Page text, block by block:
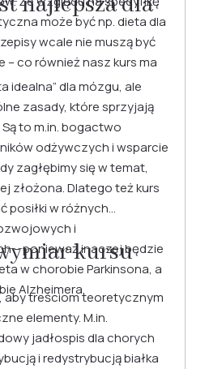
może być np. dieta dla
wcale nie muszą być
– co również nasz kurs ma
idealna” dla mózgu, ale
zasady, które sprzyjają
to m.in. bogactwo
odżywczych i wsparcie
zagłębimy się w temat,
złożona. Dlatego też kurs
posiłki w różnych
i
– ponieważ inaczej będzie
w chorobie Parkinsona, a
Alzheimera.
kursu
aby treściom teoretycznym
elementy. M.in.
jadłospis dla chorych
i redystrybucją białka